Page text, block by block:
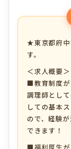
★東京都府中
す。
＜求人概要＞
■教育制度が
調理師とし
しての基本
ので、経験
できます！